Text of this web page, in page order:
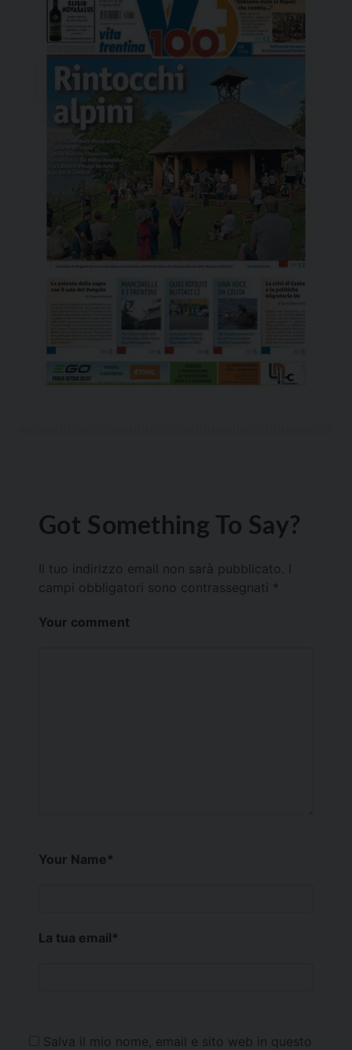
Got Something To Say?
Il tuo indirizzo email non sarà pubblicato.
campi obbligatori sono contrassegnati *
Your comment
Your Name*
La tua email*
Salva il mio nome, email e sito web in questo